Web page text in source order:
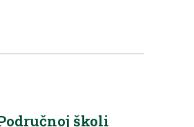
školi